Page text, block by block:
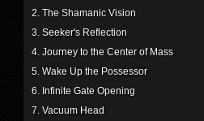
2. The Shamanic Vision
3. Seeker's Reflection
4. Journey to the Center of Mass
5. Wake Up the Possessor
6. Infinite Gate Opening
7. Vacuum Head